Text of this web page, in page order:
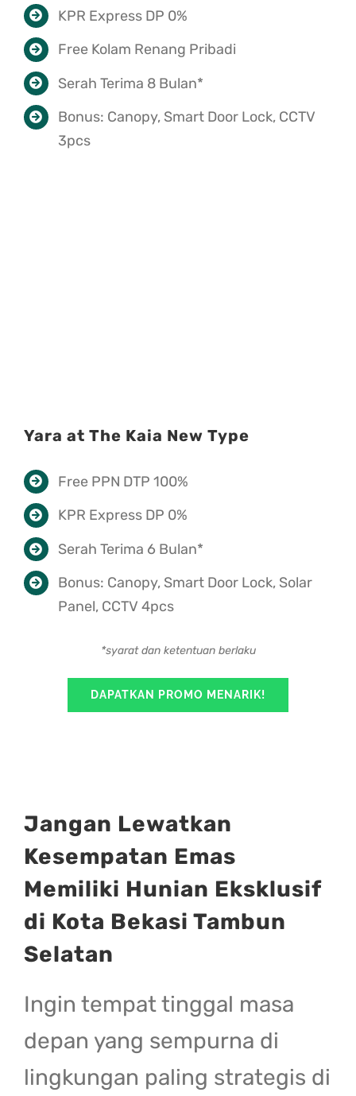
KPR Express DP 0%
Free Kolam Renang Pribadi
Serah Terima 8 Bulan*
Bonus: Canopy, Smart Door Lock, CCTV
3pcs
Yara at The Kaia New Type
Free PPN DTP 100%
KPR Express DP 0%
Serah Terima 6 Bulan*
Bonus: Canopy, Smart Door Lock, Solar
Panel, CCTV 4pcs
*syarat dan ketentuan berlaku
DAPATKAN PROMO MENARIK!
Jangan Lewatkan
Kesempatan Emas
Memiliki Hunian Eksklusif
di Kota Bekasi Tambun
Selatan
Ingin tempat tinggal masa
depan yang sempurna di
lingkungan paling strategis di